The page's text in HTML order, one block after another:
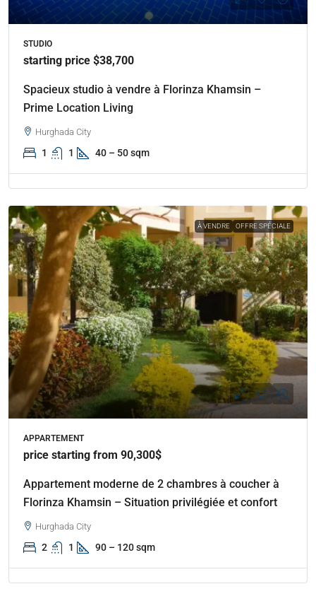
STUDIO
starting price $38,700
Spacieux studio à vendre à Florinza Khamsin –
Prime Location Living
Hurghada City
1 1 40 – 50 sqm
À VENDRE OFFRE SPÉCIALE
APPARTEMENT
price starting from 90,300$
Appartement moderne de 2 chambres à coucher à
Florinza Khamsin – Situation privilégiée et confort
Hurghada City
2 1 90 – 120 sqm